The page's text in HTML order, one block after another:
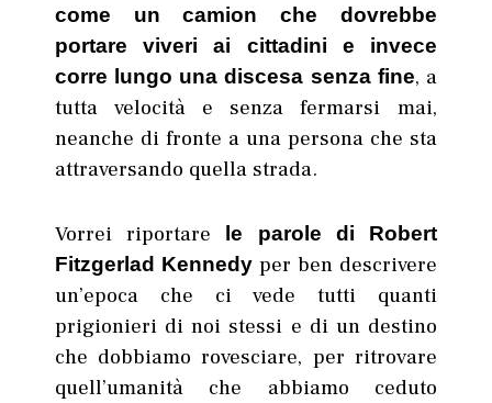
come un camion che dovrebbe
portare viveri ai cittadini e invece
corre lungo una discesa senza fine, a
tutta velocità e senza fermarsi mai,
neanche di fronte a una persona che sta
attraversando quella strada.
Vorrei riportare le parole di Robert
Fitzgerlad Kennedy per ben descrivere
un’epoca che ci vede tutti quanti
prigionieri di noi stessi e di un destino
che dobbiamo rovesciare, per ritrovare
quell’umanità che abbiamo ceduto